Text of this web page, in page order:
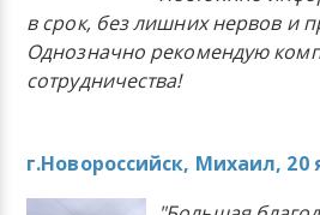
в срок, без лишних нервов и
Однозначно рекомендую
сотрудничества!
г.Новороссийск, Михаил, 20